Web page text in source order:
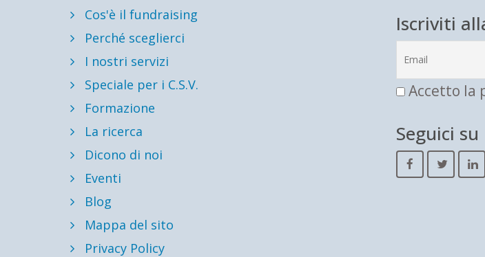
Cos'è il fundraising
Perché sceglierci
I nostri servizi
Speciale per i C.S.V.
Formazione
La ricerca
Dicono di noi
Eventi
Blog
Mappa del sito
Privacy Policy
Iscriviti
Accetto la
Seguici su